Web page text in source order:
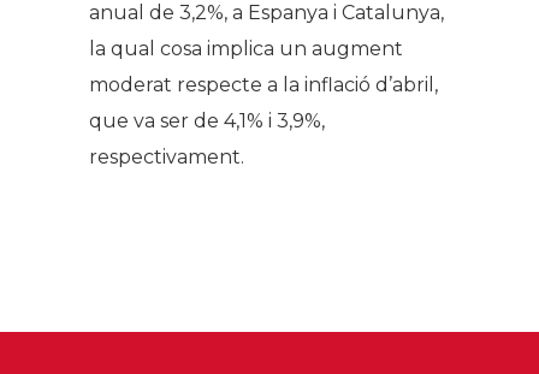
anual de 3,2%, a Espanya i Catalunya,
la qual cosa implica un augment
moderat respecte a la inflació d’abril,
que va ser de 4,1% i 3,9%,
respectivament.